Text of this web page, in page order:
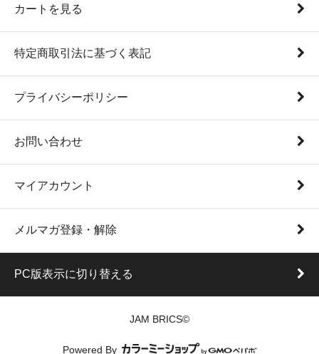
カートを見る
特定商取引法に基づく表記
プライバシーポリシー
お問い合わせ
マイアカウント
メルマガ登録・解除
PC版表示に切り替える
JAM BRICS©
Powered By